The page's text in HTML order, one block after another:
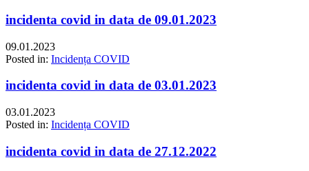
incidenta covid in data de 09.01.2023
09.01.2023
Posted in: Incidența COVID
incidenta covid in data de 03.01.2023
03.01.2023
Posted in: Incidența COVID
incidenta covid in data de 27.12.2022